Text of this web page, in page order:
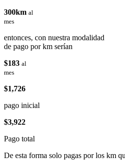
300km al
mes
entonces, con nuestra modalidad
de pago por km serían
$183 al
mes
$1,726
pago inicial
$3,922
Pago total
De esta forma solo pagas por los km